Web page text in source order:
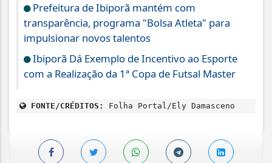
Prefeitura de Ibiporã mantém com
transparência, programa "Bolsa Atleta" para
impulsionar novos talentos
Ibiporã Dá Exemplo de Incentivo ao Esporte
com a Realização da 1ª Copa de Futsal Master
FONTE/CRÉDITOS: Folha Portal/Ely Damasceno